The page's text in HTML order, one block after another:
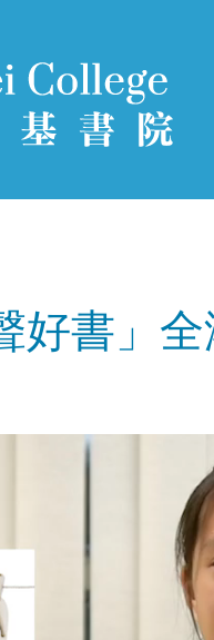
好書」